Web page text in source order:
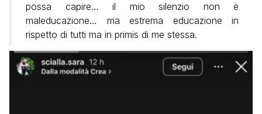
possa capire… il mio silenzio non è
maleducazione… ma estrema educazione in
rispetto di tutti ma in primis di me stessa.